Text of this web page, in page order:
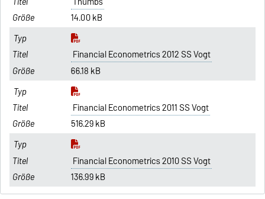
14.00 kB
Financial Econometrics 2012 SS Vogt
66.18 kB
Financial Econometrics 2011 SS Vogt
516.29 kB
Financial Econometrics 2010 SS Vogt
136.99 kB